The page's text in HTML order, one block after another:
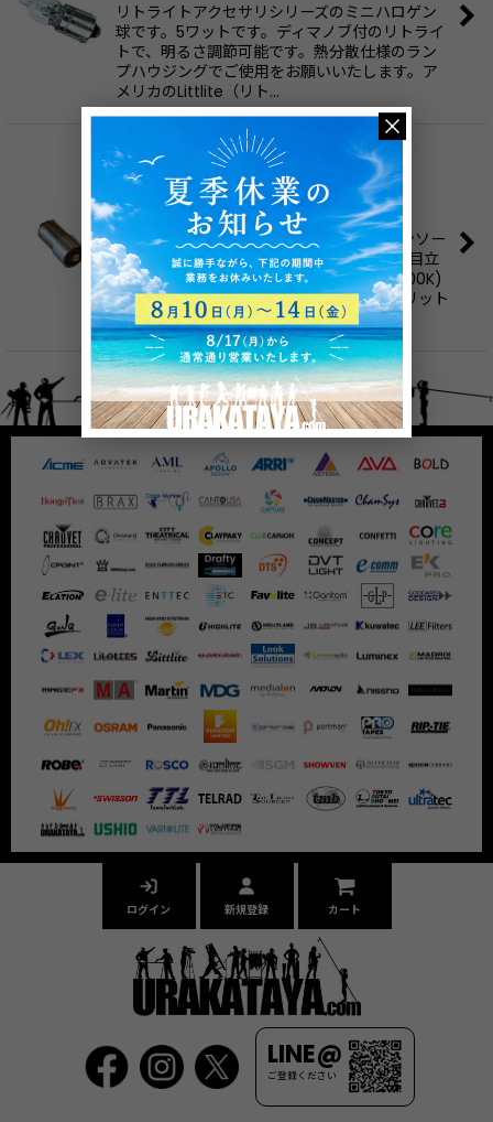
絞り込む
リトライトアクセサリシリーズのミニハロゲン
球です。5ワットです。ディマノブ付のリトライ
トで、明るさ調節可能です。熱分散仕様のラン
プハウジングでご使用をお願いいたします。ア
メリカのLittlite（リト…
リトライト用LED 電球
3,300 円(税別)
(税込 3,630 円 )
リトライト用LED 電球です。 ■特徴 ・コンソー
ルの灯りは色温度が高いと客席では非常に目立
ちます。ハロゲンランプに近い色温度(3,000K)
のLEDで従来と変わらず使用できるのがメリット
です…
LINE@
ご登録ください
ログイン 新規登録 カート